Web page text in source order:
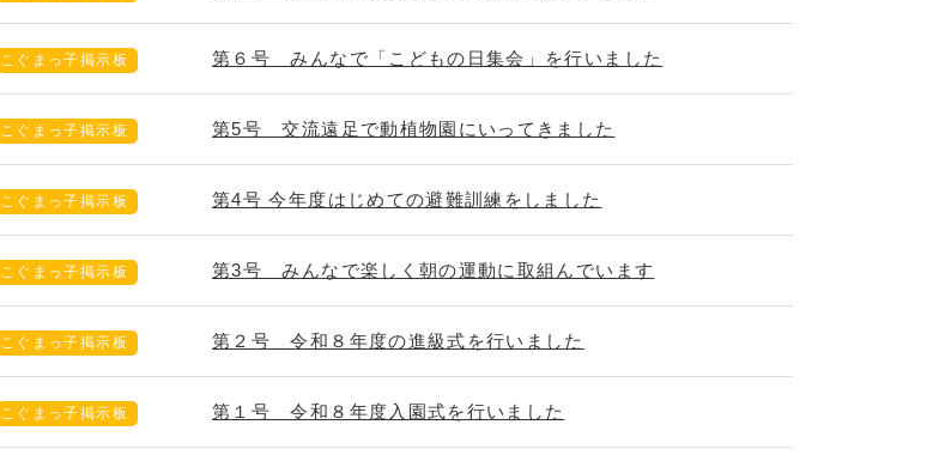
こぐまっ子掲示板 第６号 みんなで「こどもの日集会」を行いました
こぐまっ子掲示板 第5号 交流遠足で動植物園にいってきました
こぐまっ子掲示板 第4号 今年度はじめての避難訓練をしました
こぐまっ子掲示板 第3号 みんなで楽しく朝の運動に取組んでいます
こぐまっ子掲示板 第２号 令和８年度の進級式を行いました
こぐまっ子掲示板 第１号 令和８年度入園式を行いました